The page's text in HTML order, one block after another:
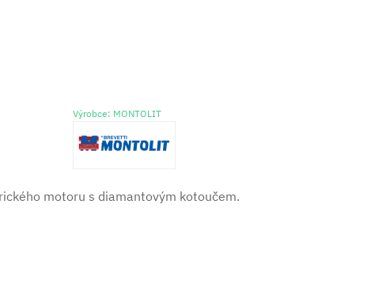
Výrobce: MONTOLIT
motoru s diamantovým kotoučem.